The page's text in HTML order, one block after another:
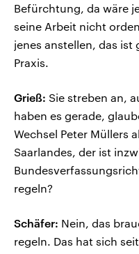
Befürchtung, da wäre
seine Arbeit nicht
jenes anstellen, das
Praxis.
Grieß: Sie streben an,
haben es gerade,
Wechsel Peter Müllers
Saarlandes, der ist
regeln?
Schäfer: Nein, das
regeln. Das hat sich